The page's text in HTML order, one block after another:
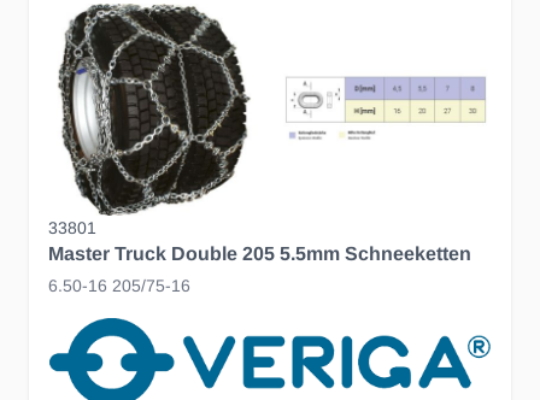
33801
Master Truck Double 205 5.5mm Schneeketten
6.50-16 205/75-16